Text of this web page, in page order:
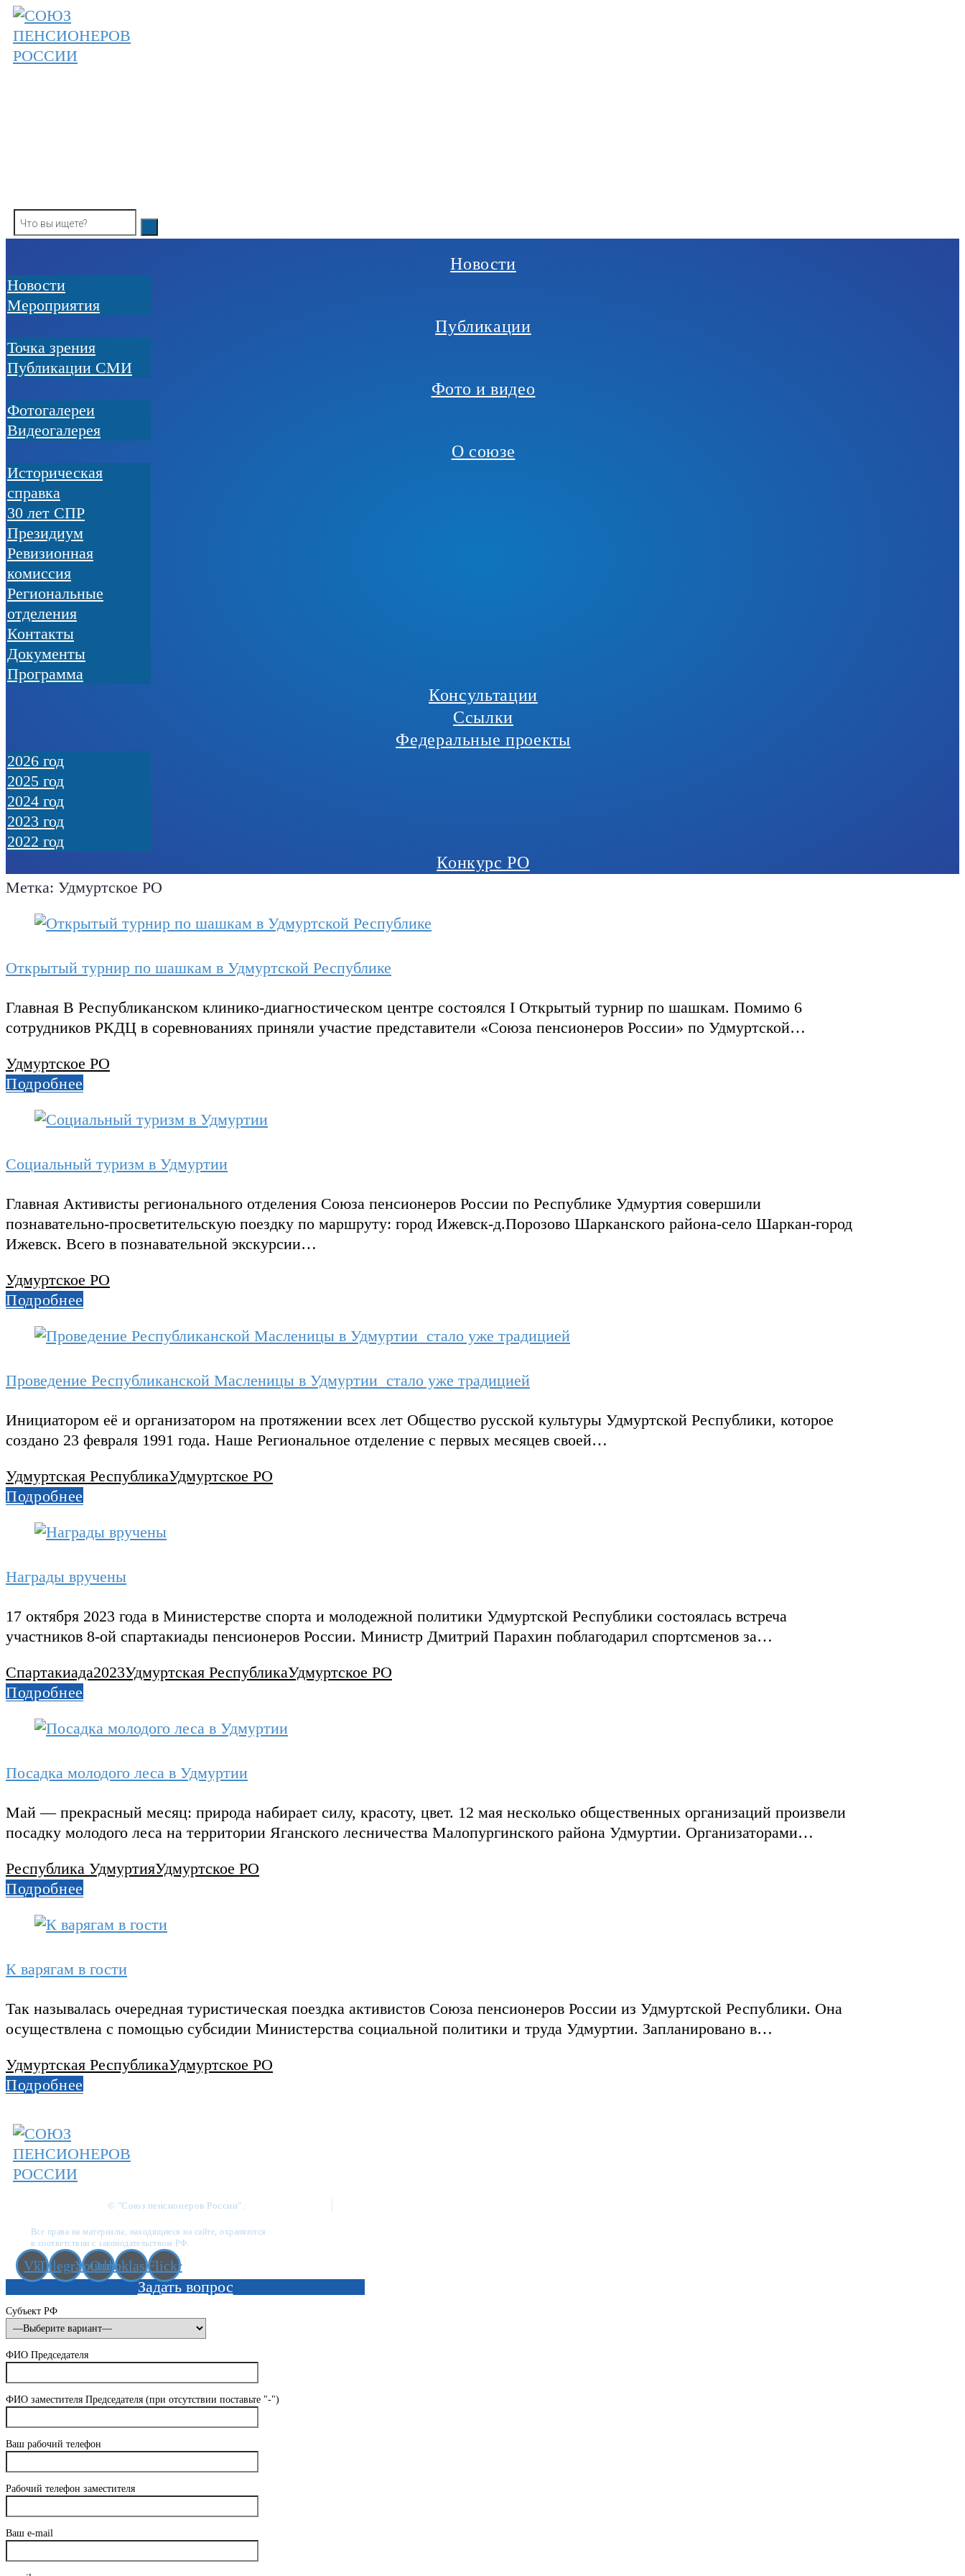
Skip
to
content
Новости
Новости
Мероприятия
Публикации
Точка зрения
Публикации СМИ
Фото и видео
Фотогалереи
Видеогалерея
О союзе
Историческая
справка
30 лет СПР
Президиум
Ревизионная
комиссия
Региональные
отделения
Контакты
Документы
Программа
Консультации
Ссылки
Федеральные проекты
2026 год
2025 год
2024 год
2023 год
2022 год
Конкурс РО
Метка: Удмуртское РО
Открытый турнир по шашкам в Удмуртской Республике
Главная В Республиканском клинико-диагностическом центре состоялся I Открытый турнир по шашкам. Помимо 6
сотрудников РКДЦ в соревнованиях приняли участие представители «Союза пенсионеров России» по Удмуртской…
Удмуртское РО
Подробнее
Социальный туризм в Удмуртии
Главная Активисты регионального отделения Союза пенсионеров России по Республике Удмуртия совершили
познавательно-просветительскую поездку по маршруту: город Ижевск-д.Порозово Шарканского района-село Шаркан-город
Ижевск. Всего в познавательной экскурсии…
Удмуртское РО
Подробнее
Проведение Республиканской Масленицы в Удмуртии стало уже традицией
Инициатором её и организатором на протяжении всех лет Общество русской культуры Удмуртской Республики, которое
создано 23 февраля 1991 года. Наше Региональное отделение с первых месяцев своей…
Удмуртская РеспубликаУдмуртское РО
Подробнее
Награды вручены
17 октября 2023 года в Министерстве спорта и молодежной политики Удмуртской Республики состоялась встреча
участников 8-ой спартакиады пенсионеров России. Министр Дмитрий Парахин поблагодарил спортсменов за…
Спартакиада2023Удмуртская РеспубликаУдмуртское РО
Подробнее
Посадка молодого леса в Удмуртии
Май — прекрасный месяц: природа набирает силу, красоту, цвет. 12 мая несколько общественных организаций произвели
посадку молодого леса на территории Яганского лесничества Малопургинского района Удмуртии. Организаторами…
Республика УдмуртияУдмуртское РО
Подробнее
К варягам в гости
Так называлась очередная туристическая поездка активистов Союза пенсионеров России из Удмуртской Республики. Она
осуществлена с помощью субсидии Министерства социальной политики и труда Удмуртии. Запланировано в…
Удмуртская РеспубликаУдмуртское РО
Подробнее
© "Союз пенсионеров России".
Все права на материалы, находящиеся на сайте, охраняются
в соответствии с законодательством РФ.
VkTelegramYoutube
Odnoklassniki
Flickr
Задать вопрос
Субъект РФ
ФИО Председателя
ФИО заместителя Председателя (при отсутствии поставьте "-")
Ваш рабочий телефон
Рабочий телефон заместителя
Ваш e-mail